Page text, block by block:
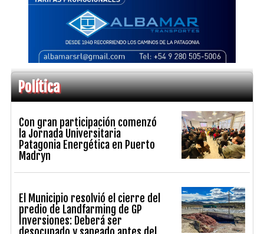
Política
Con gran participación comenzó
la Jornada Universitaria
Patagonia Energética en Puerto
Madryn
El Municipio resolvió el cierre del
predio de Landfarming de GP
Inversiones: Deberá ser